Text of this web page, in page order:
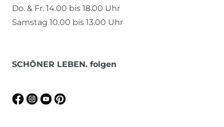
Do. & Fr. 14.00 bis 18.00 Uhr
Samstag 10.00 bis 13.00 Uhr
SCHÖNER LEBEN. folgen